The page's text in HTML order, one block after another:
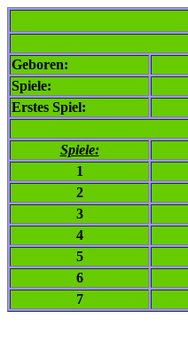
Geboren:
Spiele:
Erstes Spiel:
Spiele:
1
2
3
4
5
6
7